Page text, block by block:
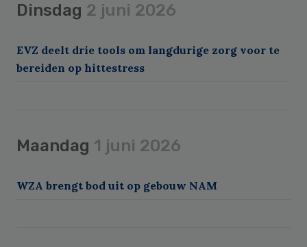
Dinsdag 2 juni 2026
EVZ deelt drie tools om langdurige zorg voor te
bereiden op hittestress
Maandag 1 juni 2026
WZA brengt bod uit op gebouw NAM